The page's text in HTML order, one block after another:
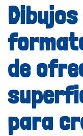
de
para